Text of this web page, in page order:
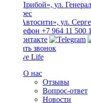
ТЦ «Прибой», ул.
ТЦ «Автосити», ул.
+7 964 11 500
Заказать звонок
О нас
Отзывы
Вопрос-ответ
Новости